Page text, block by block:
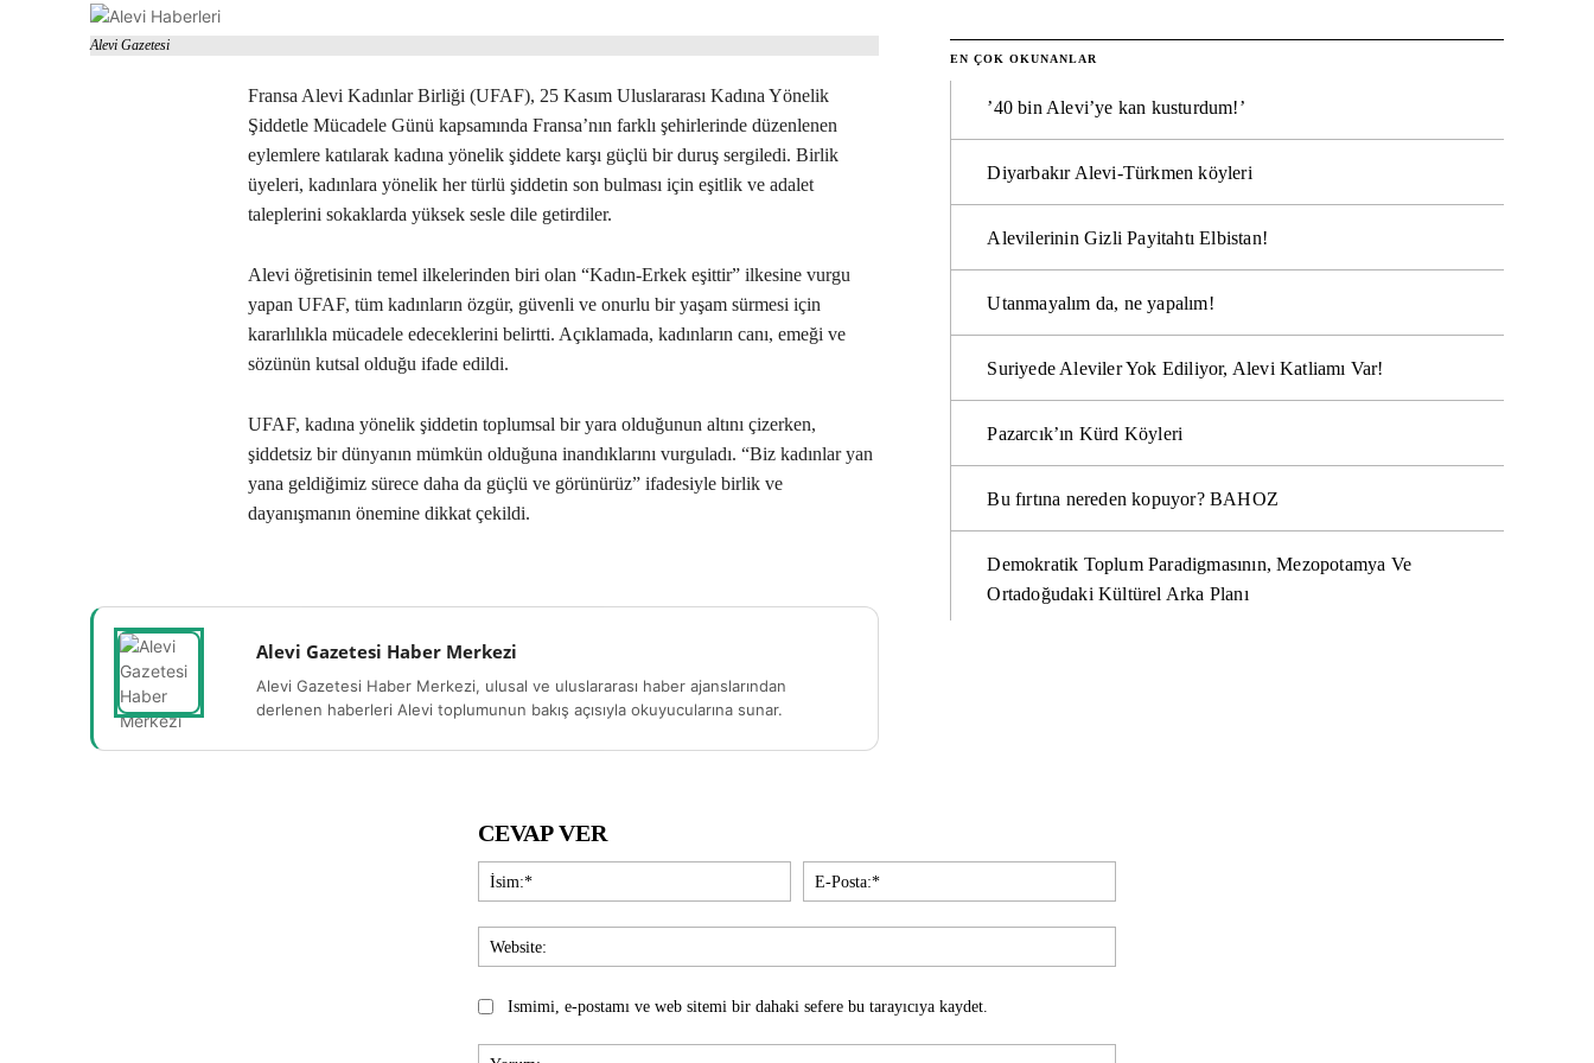
Alevi Gazetesi
Fransa Alevi Kadınlar Birliği (UFAF), 25 Kasım Uluslararası Kadına Yönelik
Şiddetle Mücadele Günü kapsamında Fransa’nın farklı şehirlerinde düzenlenen
eylemlere katılarak kadına yönelik şiddete karşı güçlü bir duruş sergiledi. Birlik
üyeleri, kadınlara yönelik her türlü şiddetin son bulması için eşitlik ve adalet
taleplerini sokaklarda yüksek sesle dile getirdiler.
Alevi öğretisinin temel ilkelerinden biri olan “Kadın-Erkek eşittir” ilkesine vurgu
yapan UFAF, tüm kadınların özgür, güvenli ve onurlu bir yaşam sürmesi için
kararlılıkla mücadele edeceklerini belirtti. Açıklamada, kadınların canı, emeği ve
sözünün kutsal olduğu ifade edildi.
UFAF, kadına yönelik şiddetin toplumsal bir yara olduğunun altını çizerken,
şiddetsiz bir dünyanın mümkün olduğuna inandıklarını vurguladı. “Biz kadınlar yan
yana geldiğimiz sürece daha da güçlü ve görünürüz” ifadesiyle birlik ve
dayanışmanın önemine dikkat çekildi.
Alevi Gazetesi Haber Merkezi
Alevi Gazetesi Haber Merkezi, ulusal ve uluslararası haber ajanslarından
derlenen haberleri Alevi toplumunun bakış açısıyla okuyucularına sunar.
EN ÇOK OKUNANLAR
’40 bin Alevi’ye kan kusturdum!’
Diyarbakır Alevi-Türkmen köyleri
Alevilerinin Gizli Payitahtı Elbistan!
Utanmayalım da, ne yapalım!
Suriyede Aleviler Yok Ediliyor, Alevi Katliamı Var!
Pazarcık’ın Kürd Köyleri
Bu fırtına nereden kopuyor? BAHOZ
Demokratik Toplum Paradigmasının, Mezopotamya Ve
Ortadoğudaki Kültürel Arka Planı
CEVAP VER
İsim:*
Posta:*
Ismimi, e-postamı ve web sitemi bir dahaki sefere bu tarayıcıya kaydet.